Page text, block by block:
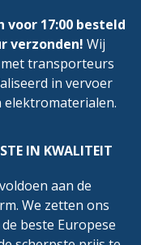
voor 17:00 besteld
verzonden! Wij
transporteurs
in vervoer
elektromaterialen.
IN KWALITEIT
aan de
We zetten ons
beste Europese